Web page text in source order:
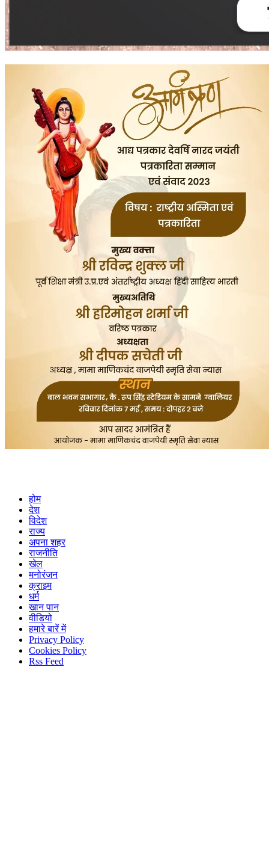
होम
देश
विदेश
राज्य
अपना शहर
राजनीति
खेल
मनोरंजन
क्राइम
धर्म
खान पान
वीडियो
हमारे बारें में
Privacy Policy
Cookies Policy
Rss Feed